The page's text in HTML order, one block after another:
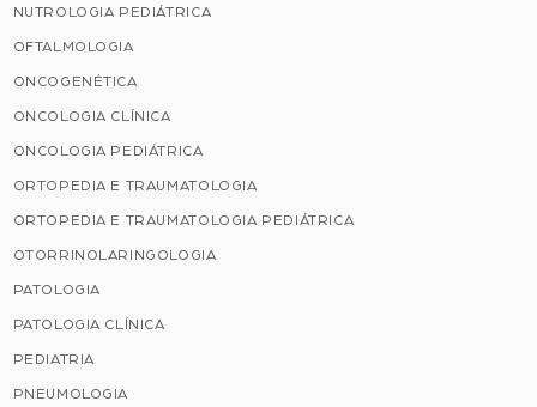
NUTROLOGIA PEDIÁTRICA
OFTALMOLOGIA
ONCOGENÉTICA
ONCOLOGIA CLÍNICA
ONCOLOGIA PEDIÁTRICA
ORTOPEDIA E TRAUMATOLOGIA
ORTOPEDIA E TRAUMATOLOGIA PEDIÁTRICA
OTORRINOLARINGOLOGIA
PATOLOGIA
PATOLOGIA CLÍNICA
PEDIATRIA
PNEUMOLOGIA